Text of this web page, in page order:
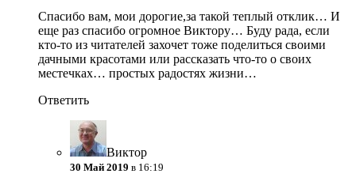
Спасибо вам, мои дорогие,за такой теплый отклик… И
еще раз спасибо огромное Виктору… Буду рада, если
кто-то из читателей захочет тоже поделиться своими
дачными красотами или рассказать что-то о своих
местечках… простых радостях жизни…
Ответить
Виктор
30 Май 2019 в 16:19